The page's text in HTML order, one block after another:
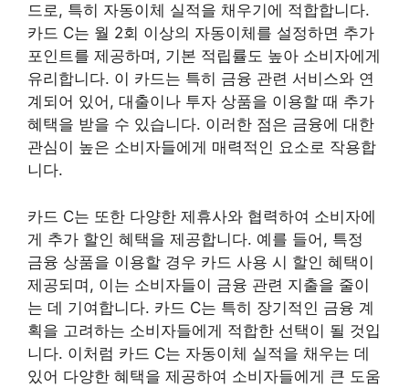
드로, 특히 자동이체 실적을 채우기에 적합합니다.
카드 C는 월 2회 이상의 자동이체를 설정하면 추가
포인트를 제공하며, 기본 적립률도 높아 소비자에게
유리합니다. 이 카드는 특히 금융 관련 서비스와 연
계되어 있어, 대출이나 투자 상품을 이용할 때 추가
혜택을 받을 수 있습니다. 이러한 점은 금융에 대한
관심이 높은 소비자들에게 매력적인 요소로 작용합
니다.
카드 C는 또한 다양한 제휴사와 협력하여 소비자에
게 추가 할인 혜택을 제공합니다. 예를 들어, 특정
금융 상품을 이용할 경우 카드 사용 시 할인 혜택이
제공되며, 이는 소비자들이 금융 관련 지출을 줄이
는 데 기여합니다. 카드 C는 특히 장기적인 금융 계
획을 고려하는 소비자들에게 적합한 선택이 될 것입
니다. 이처럼 카드 C는 자동이체 실적을 채우는 데
있어 다양한 혜택을 제공하여 소비자들에게 큰 도움